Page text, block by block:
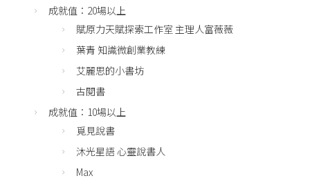
成就值：20場以上
賦原力天賦探索工作室 主理人富薇薇
葉青 知識微創業教練
艾麗思的小書坊
古閱書
成就值：10場以上
覓見說書
沐光星語 心靈說書人
Max